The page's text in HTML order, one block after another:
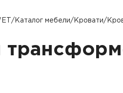
Трехдверные шкафы
/ Каталог мебели/ Кровати/